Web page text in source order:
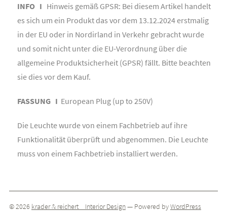
INFO I Hinweis gemäß GPSR: Bei diesem Artikel handelt
es sich um ein Produkt das vor dem 13.12.2024 erstmalig
in der EU oder in Nordirland in Verkehr gebracht wurde
und somit nicht unter die EU-Verordnung über die
allgemeine Produktsicherheit (GPSR) fällt. Bitte beachten
sie dies vor dem Kauf.
FASSUNG I European Plug (up to 250V)
Die Leuchte wurde von einem Fachbetrieb auf ihre
Funktionalität überprüft und abgenommen. Die Leuchte
muss von einem Fachbetrieb installiert werden.
© 2026 krader & reichert _ Interior Design— Powered byWordPress